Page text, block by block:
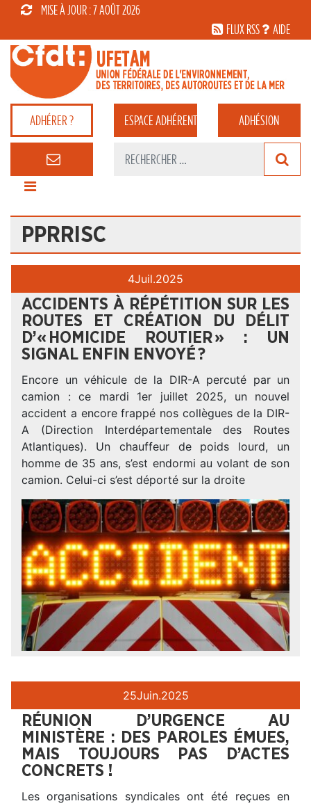
MISE À JOUR : 7 AOÛT 2026
FLUX RSS
AIDE
ADHÉRER ? ESPACEADHÉRENT ADHÉSION
PPRRISC
4Juil.2025
ACCIDENTS À RÉPÉTITION SUR LES
ROUTES ET CRÉATION DU DÉLIT
D’« HOMICIDE ROUTIER » : UN
SIGNAL ENFIN ENVOYÉ ?
Encore un véhicule de la DIR-A percuté par un
camion : ce mardi 1er juillet 2025, un nouvel
accident a encore frappé nos collègues de la DIR-
A (Direction Interdépartementale des Routes
Atlantiques). Un chauffeur de poids lourd, un
homme de 35 ans, s’est endormi au volant de son
camion. Celui-ci s’est déporté sur la droite
25Juin.2025
RÉUNION D’URGENCE AU
MINISTÈRE : DES PAROLES ÉMUES,
MAIS TOUJOURS PAS D’ACTES
CONCRETS !
Les organisations syndicales ont été reçues en